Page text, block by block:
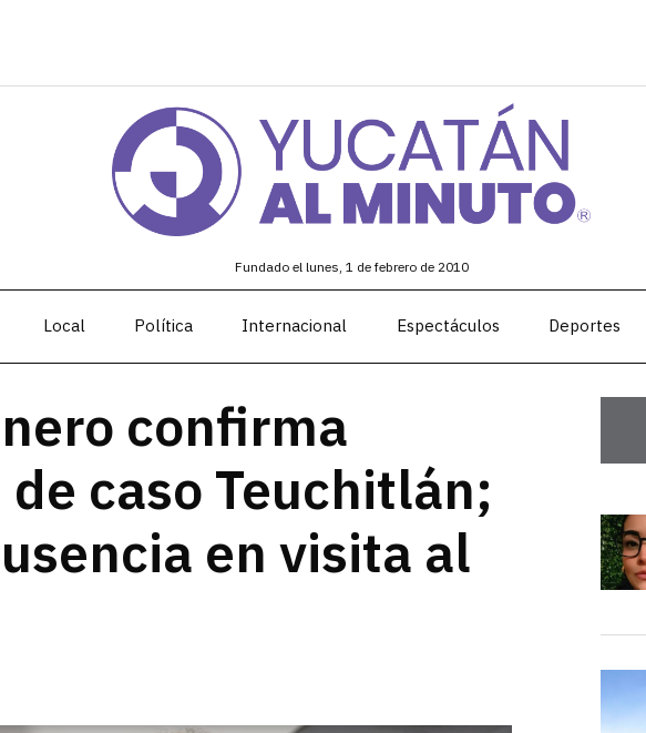
Fundado el lunes, 1 de febrero de 2010
Local Política Internacional Espectáculos Deportes
confirma
caso Teuchitlán;
en visita al